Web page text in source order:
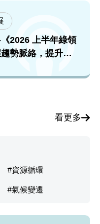
2026 上半年綠領
勢脈絡，提升就
看更多
資源循環
氣候變遷